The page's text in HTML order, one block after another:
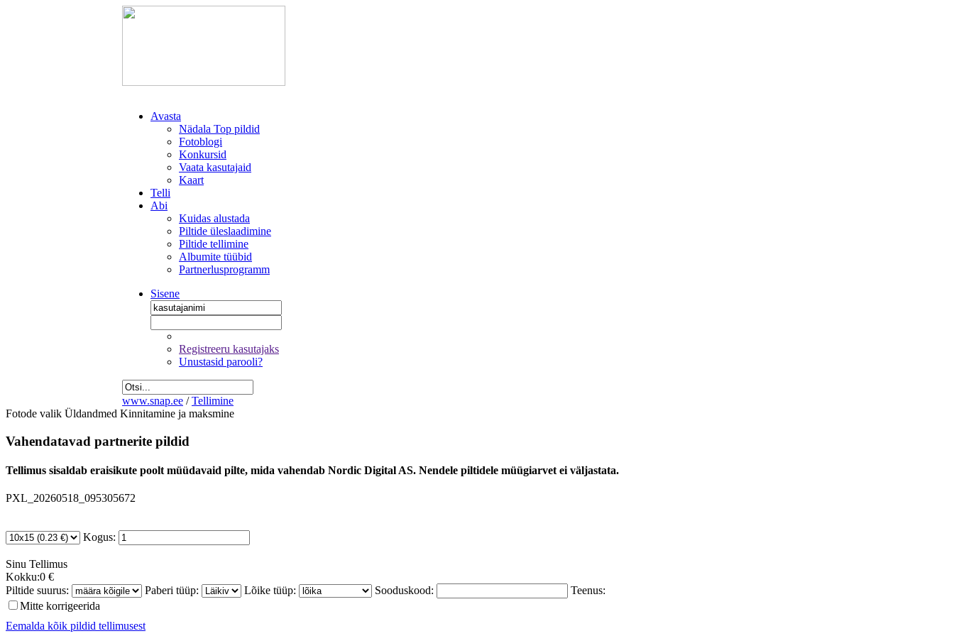
Avasta
Nädala Top pildid
Fotoblogi
Konkursid
Vaata kasutajaid
Kaart
Telli
Abi
Kuidas alustada
Piltide üleslaadimine
Piltide tellimine
Albumite tüübid
Partnerlusprogramm
Sisene
Registreeru kasutajaks
Unustasid parooli?
www.snap.ee / Tellimine
Fotode valik Üldandmed Kinnitamine ja maksmine
Vahendatavad partnerite pildid
Tellimus sisaldab eraisikute poolt müüdavaid pilte, mida vahendab Nordic Digital AS. Nendele piltidele müügiarvet ei väljastata.
PXL_20260518_095305672
Kogus:
Sinu Tellimus
Kokku:0 €
Piltide suurus:
Paberi tüüp: Lõike tüüp: Sooduskood:
Teenus:
Mitte korrigeerida
Eemalda kõik pildid tellimusest